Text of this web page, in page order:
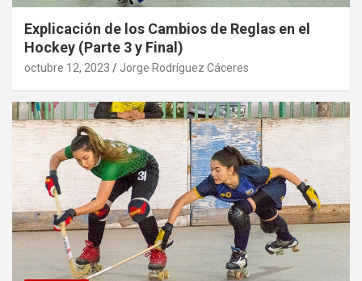
Explicación de los Cambios de Reglas en el
Hockey (Parte 3 y Final)
octubre 12, 2023 Jorge Rodríguez Cáceres